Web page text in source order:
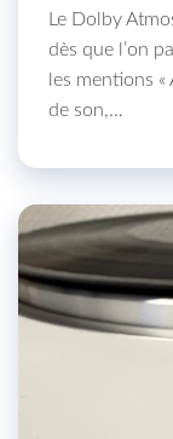
Le Dolby
dès que l’on
les mentions «
de son,…